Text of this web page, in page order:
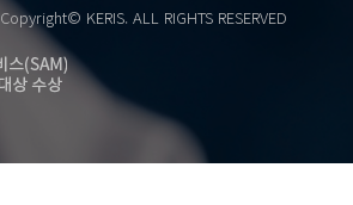
SpecialDistrictCouncil
Supervisors support
burnout
Copyright© KERIS. ALL RIGHTS RESERVED